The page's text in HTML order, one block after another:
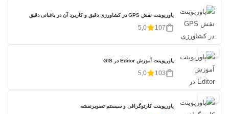
پاورپوینت نقش GPS در کشاورزی دقیق و کاربرد آن در باغبانی دقیق
107
5,0
20%
پاورپوینت آموزش Editor در GIS
103
5,0
20%
پاورپوینت کارتوگرافی و سیستم تصویرنقشه